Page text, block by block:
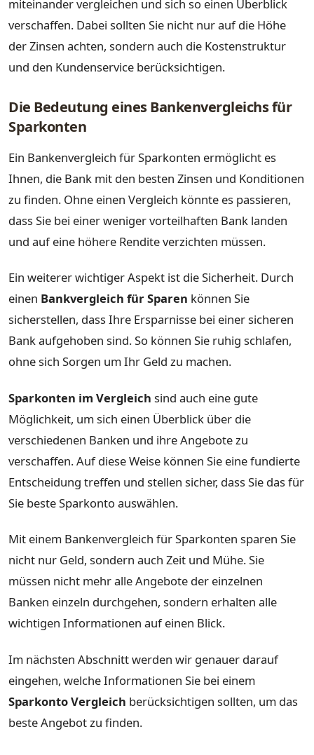
miteinander vergleichen und sich so einen Überblick
verschaffen. Dabei sollten Sie nicht nur auf die Höhe
der Zinsen achten, sondern auch die Kostenstruktur
und den Kundenservice berücksichtigen.
Die Bedeutung eines Bankenvergleichs für
Sparkonten
Ein Bankenvergleich für Sparkonten ermöglicht es
Ihnen, die Bank mit den besten Zinsen und Konditionen
zu finden. Ohne einen Vergleich könnte es passieren,
dass Sie bei einer weniger vorteilhaften Bank landen
und auf eine höhere Rendite verzichten müssen.
Ein weiterer wichtiger Aspekt ist die Sicherheit. Durch
einen Bankvergleich für Sparen können Sie
sicherstellen, dass Ihre Ersparnisse bei einer sicheren
Bank aufgehoben sind. So können Sie ruhig schlafen,
ohne sich Sorgen um Ihr Geld zu machen.
Sparkonten im Vergleich sind auch eine gute
Möglichkeit, um sich einen Überblick über die
verschiedenen Banken und ihre Angebote zu
verschaffen. Auf diese Weise können Sie eine fundierte
Entscheidung treffen und stellen sicher, dass Sie das für
Sie beste Sparkonto auswählen.
Mit einem Bankenvergleich für Sparkonten sparen Sie
nicht nur Geld, sondern auch Zeit und Mühe. Sie
müssen nicht mehr alle Angebote der einzelnen
Banken einzeln durchgehen, sondern erhalten alle
wichtigen Informationen auf einen Blick.
Im nächsten Abschnitt werden wir genauer darauf
eingehen, welche Informationen Sie bei einem
Sparkonto Vergleich berücksichtigen sollten, um das
beste Angebot zu finden.